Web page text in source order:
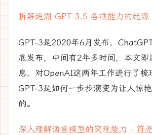
拆解追溯 GPT-3.5 各项能力的起源
GPT-3是2020年6月发布，
底发布，中间有2年多时间，本文即
息，对OpenAI这两年工作进行了梳
GPT-3是如何一步步演变为让人惊
的。
深入理解语言模型的突现能力 - 符尧